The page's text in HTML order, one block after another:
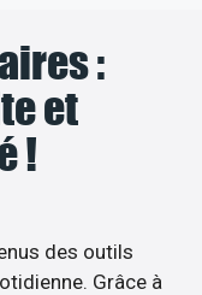
:
et
!
des outils
Grâce à